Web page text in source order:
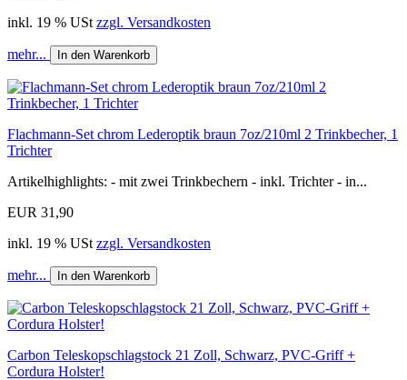
inkl. 19 % USt zzgl. Versandkosten
mehr... In den Warenkorb
Flachmann-Set chrom Lederoptik braun 7oz/210ml 2 Trinkbecher, 1
Trichter
Artikelhighlights: - mit zwei Trinkbechern - inkl. Trichter - in...
EUR 31,90
inkl. 19 % USt zzgl. Versandkosten
mehr... In den Warenkorb
Carbon Teleskopschlagstock 21 Zoll, Schwarz, PVC-Griff +
Cordura Holster!